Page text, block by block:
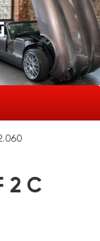
и спасатели
2 C